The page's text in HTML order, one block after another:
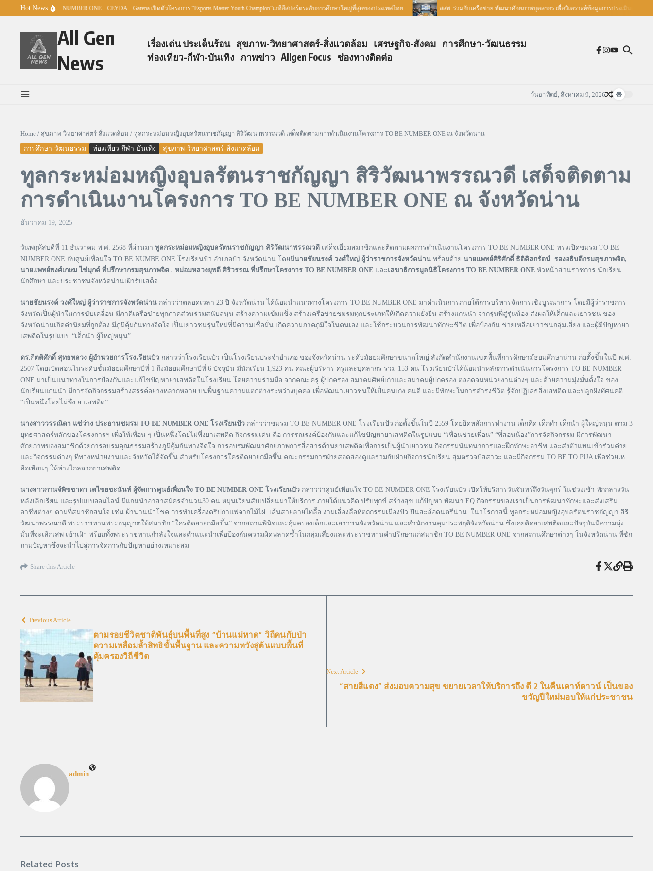
Skip to content
Hot News
ศธ. – TO BE NUMBER ONE – CEYDA – Garena เปิดตัวโครงการ “Esports Master Youth Champion”เวทีอีสปอร์ตระดับการศึกษาใหญ่ที่สุดของประเทศไทย สสพ. ร่วมกับเครือข่าย พัฒนาศักยภาพบุคลากร เพื่อวิเคราะห์ข้อมูลการประเมินความรอบ
All Gen
News
เรื่องเด่น ประเด็นร้อน สุขภาพ-วิทยาศาสตร์-สิ่งแวดล้อม เศรษฐกิจ-สังคม การศึกษา-วัฒนธรรม
ท่องเที่ยว-กีฬา-บันเทิง ภาพข่าว Allgen Focus ช่องทางติดต่อ
วันอาทิตย์, สิงหาคม 9, 2026
Home / สุขภาพ-วิทยาศาสตร์-สิ่งแวดล้อม / ทูลกระหม่อมหญิงอุบลรัตนราชกัญญา สิริวัฒนาพรรณวดี เสด็จติดตามการดำเนินงานโครงการ TO BE NUMBER ONE ณ จังหวัดน่าน
การศึกษา-วัฒนธรรม ท่องเที่ยว-กีฬา-บันเทิง สุขภาพ-วิทยาศาสตร์-สิ่งแวดล้อม
ทูลกระหม่อมหญิงอุบลรัตนราชกัญญา สิริวัฒนาพรรณวดี เสด็จติดตาม
การดำเนินงานโครงการ TO BE NUMBER ONE ณ จังหวัดน่าน
ธันวาคม 19, 2025
วันพฤหัสบดีที่ 11 ธันวาคม พ.ศ. 2568 ที่ผ่านมา ทูลกระหม่อมหญิงอุบลรัตนราชกัญญา สิริวัฒนาพรรณวดี เสด็จเยี่ยมสมาชิกและติดตามผลการดำเนินงานโครงการ TO BE NUMBER ONE ทรงเปิดชมรม TO BE
NUMBER ONE กับศูนย์เพื่อนใจ TO BE NUMBE ONE โรงเรียนปัว อำเภอปัว จังหวัดน่าน โดยมีนายชัยนรงค์ วงศ์ใหญ่ ผู้ว่าราชการจังหวัดน่าน พร้อมด้วย นายแพทย์ศิริศักดิ์ ธิติดิลกรัตน์ รองอธิบดีกรมสุขภาพจิต,
นายแพทย์พงศ์เกษม ไข่มุกด์ ที่ปรึกษากรมสุขภาพจิต , หม่อมหลวงยุพดี ศิริวรรณ ที่ปรึกษาโครงการ TO BE NUMBER ONE และ เลขาธิการมูลนิธิโครงการ TO BE NUMBER ONE หัวหน้าส่วนราชการ นักเรียน
นักศึกษา และประชาชนจังหวัดน่านเฝ้ารับเสด็จ
นายชัยนรงค์ วงศ์ใหญ่ ผู้ว่าราชการจังหวัดน่าน กล่าวว่าตลอดเวลา 23 ปี จังหวัดน่าน ได้น้อมนำแนวทางโครงการ TO BE NUMBER ONE มาดำเนินการภายใต้การบริหารจัดการเชิงบูรณาการ โดยมีผู้ว่าราชการ
จังหวัดเป็นผู้นำในการขับเคลื่อน มีภาคีเครือข่ายทุกภาคส่วนร่วมสนับสนุน สร้างความเข้มแข็ง สร้างเครือข่ายชมรมทุกประเภทให้เกิดความยั่งยืน สร้างแกนนำ จากรุ่นพี่สู่รุ่นน้อง ส่งผลให้เด็กและเยาวชน ของ
จังหวัดน่านเกิดค่านิยมที่ถูกต้อง มีภูมิคุ้มกันทางจิตใจ เป็นเยาวชนรุ่นใหม่ที่มีความเชื่อมั่น เกิดความภาคภูมิใจในตนเอง และใช้กระบวนการพัฒนาทักษะชีวิต เพื่อป้องกัน ช่วยเหลือเยาวชนกลุ่มเสี่ยง และผู้มีปัญหายา
เสพติดในรูปแบบ “เด็กนำ ผู้ใหญ่หนุน”
ดร.กิตติศักดิ์ สุทธหลวง ผู้อำนวยการโรงเรียนปัว กล่าวว่าโรงเรียนปัว เป็นโรงเรียนประจำอำเภอ ของจังหวัดน่าน ระดับมัธยมศึกษาขนาดใหญ่ สังกัดสำนักงานเขตพื้นที่การศึกษามัธยมศึกษาน่าน ก่อตั้งขึ้นในปี พ.ศ.
2507 โดยเปิดสอนในระดับชั้นมัธยมศึกษาปีที่ 1 ถึงมัธยมศึกษาปีที่ 6 ปัจจุบัน มีนักเรียน 1,923 คน คณะผู้บริหาร ครูและบุคลากร รวม 153 คน โรงเรียนปัวได้น้อมนำหลักการดำเนินการโครงการ TO BE NUMBER
ONE มาเป็นแนวทางในการป้องกันและแก้ไขปัญหายาเสพติดในโรงเรียน โดยความร่วมมือ จากคณะครู ผู้ปกครอง สมาคมศิษย์เก่าและสมาคมผู้ปกครอง ตลอดจนหน่วยงานต่างๆ และด้วยความมุ่งมั่นตั้งใจ ของ
นักเรียนแกนนำ มีการจัดกิจกรรมสร้างสรรค์อย่างหลากหลาย บนพื้นฐานความแตกต่างระหว่างบุคคล เพื่อพัฒนาเยาวชนให้เป็นคนเก่ง คนดี และมีทักษะในการดำรงชีวิต รู้จักปฏิเสธสิ่งเสพติด และปลูกฝังทัศนคติ
“เป็นหนึ่งโดยไม่พึ่ง ยาเสพติด”
นางสาววรรณิดา แซ่ว่าง ประธานชมรม TO BE NUMBER ONE โรงเรียนปัว กล่าวว่าชมรม TO BE NUMBER ONE โรงเรียนปัว ก่อตั้งขึ้นในปี 2559 โดยยึดหลักการทำงาน เด็กคิด เด็กทำ เด็กนำ ผู้ใหญ่หนุน ตาม 3
ยุทธศาสตร์หลักของโครงการฯ เพื่อให้เพื่อน ๆ เป็นหนึ่งโดยไม่พึ่งยาเสพติด กิจกรรมเด่น คือ การรณรงค์ป้องกันและแก้ไขปัญหายาเสพติดในรูปแบบ “เพื่อนช่วยเพื่อน” “พี่สอนน้อง”การจัดกิจกรรม มีการพัฒนา
ศักยภาพของสมาชิกด้วยการอบรมคุณธรรมสร้างภูมิคุ้มกันทางจิตใจ การอบรมพัฒนาศักยภาพการสื่อสารต้านยาเสพติดเพื่อการเป็นผู้นำเยาวชน กิจกรรมนันทนาการและฝึกทักษะอาชีพ และส่งตัวแทนเข้าร่วมค่าย
และกิจกรรมต่างๆ ที่ทางหน่วยงานและจังหวัดได้จัดขึ้น สำหรับโครงการใครติดยายกมือขึ้น คณะกรรมการฝ่ายสอดส่องดูแลร่วมกับฝ่ายกิจการนักเรียน สุ่มตรวจปัสสาวะ และมีกิจกรรม TO BE TO PUA เพื่อช่วยเห
ลือเพื่อนๆ ให้ห่างไกลจากยาเสพติด
นางสาวกานจ์พิชชาดา เตไชยชะนันท์ ผู้จัดการศูนย์เพื่อนใจ TO BE NUMBER ONE โรงเรียนปัว กล่าวว่าศูนย์เพื่อนใจ TO BE NUMBER ONE โรงเรียนปัว เปิดให้บริการวันจันทร์ถึงวันศุกร์ ในช่วงเช้า พักกลางวัน
หลังเลิกเรียน และรูปแบบออนไลน์ มีแกนนำอาสาสมัครจำนวน30 คน หมุนเวียนสับเปลี่ยนมาให้บริการ ภายใต้แนวคิด ปรับทุกข์ สร้างสุข แก้ปัญหา พัฒนา EQ กิจกรรมของเราเป็นการพัฒนาทักษะและส่งเสริม
อาชีพต่างๆ ตามที่สมาชิกสนใจ เช่น ผ้าน่านนำโชค การทำเครื่องดริปกาแฟจากไม้ไผ่ เส้นสายลายไทลื้อ งามเลื่องลือหัตถกรรมเมืองปัว ปินสะล้อดนตรีน่าน ในวโรกาสนี้ ทูลกระหม่อมหญิงอุบลรัตนราชกัญญา สิริ
วัฒนาพรรณวดี พระราชทานพระอนุญาตให้สมาชิก “ใครติดยายกมือขึ้น” จากสถานพินิจและคุ้มครองเด็กและเยาวชนจังหวัดน่าน และสำนักงานคุมประพฤติจังหวัดน่าน ซึ่งเคยติดยาเสพติดและปัจจุบันมีความมุ่ง
มั่นที่จะเลิกเสพ เข้าเฝ้า พร้อมทั้งพระราชทานกำลังใจและคำแนะนำเพื่อป้องกันความผิดพลาดซ้ำในกลุ่มเสี่ยงและพระราชทานคำปรึกษาแก่สมาชิก TO BE NUMBER ONE จากสถานศึกษาต่างๆ ในจังหวัดน่าน ที่ซัก
ถามปัญหาซึ่งจะนำไปสู่การจัดการกับปัญหาอย่างเหมาะสม
Share this Article
Previous Article
ตามรอยชีวิตชาติพันธุ์บนพื้นที่สูง “บ้านแม่หาด” วิถีคนกับป่า
ความเหลื่อมล้ำสิทธิขั้นพื้นฐาน และความหวังสู่ต้นแบบพื้นที่
คุ้มครองวิถีชีวิต
Next Article
“สายสีแดง” ส่งมอบความสุข ขยายเวลาให้บริการถึง ตี 2 ในคืนเคาท์ดาวน์ เป็นของ
ขวัญปีใหม่มอบให้แก่ประชาชน
admin
Related Posts